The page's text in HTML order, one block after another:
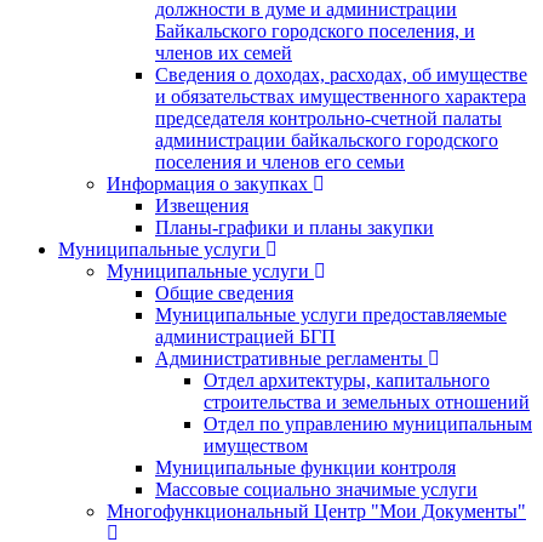
должности в думе и администрации
Байкальского городского поселения, и
членов их семей
Сведения о доходах, расходах, об имуществе
и обязательствах имущественного характера
председателя контрольно-счетной палаты
администрации байкальского городского
поселения и членов его семьи
Информация о закупках
Извещения
Планы-графики и планы закупки
Муниципальные услуги
Муниципальные услуги
Общие сведения
Муниципальные услуги предоставляемые
администрацией БГП
Административные регламенты
Отдел архитектуры, капитального
строительства и земельных отношений
Отдел по управлению муниципальным
имуществом
Муниципальные функции контроля
Массовые социально значимые услуги
Многофункциональный Центр "Мои Документы"